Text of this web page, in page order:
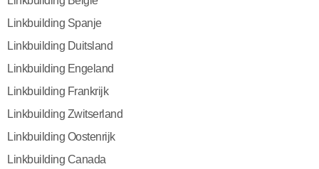
Linkbuilding Spanje
Linkbuilding Duitsland
Linkbuilding Engeland
Linkbuilding Frankrijk
Linkbuilding Zwitserland
Linkbuilding Oostenrijk
Linkbuilding Canada